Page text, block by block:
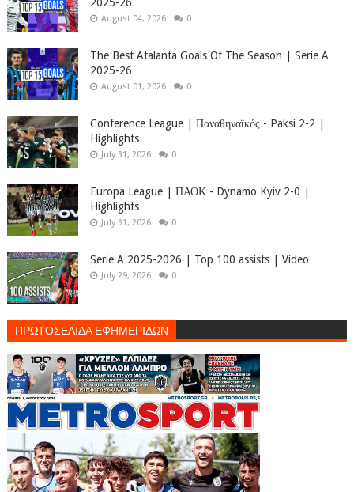
2025-26
August 04, 2026 0
The Best Atalanta Goals Of The Season | Serie A
2025-26
August 01, 2026 0
Conference League | Παναθηναϊκός - Paksi 2-2 |
Highlights
July 31, 2026 0
Europa League | ΠΑΟΚ - Dynamo Kyiv 2-0 |
Highlights
July 31, 2026 0
Serie A 2025-2026 | Top 100 assists | Video
July 29, 2026 0
ΠΡΩΤΟΣΕΛΙΔΑ ΕΦΗΜΕΡΙΔΩΝ